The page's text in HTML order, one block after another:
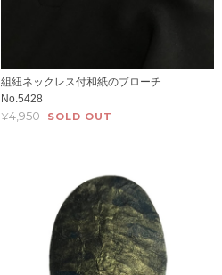
組紐ネックレス付和紙のブローチ
No.5428
¥4,950 SOLD OUT